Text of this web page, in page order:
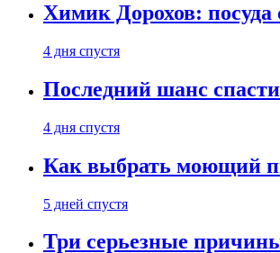
Химик Дорохов:
4 дня спустя
Последний шанс
4 дня спустя
Как выбрать моющий
5 дней спустя
Три серьезные